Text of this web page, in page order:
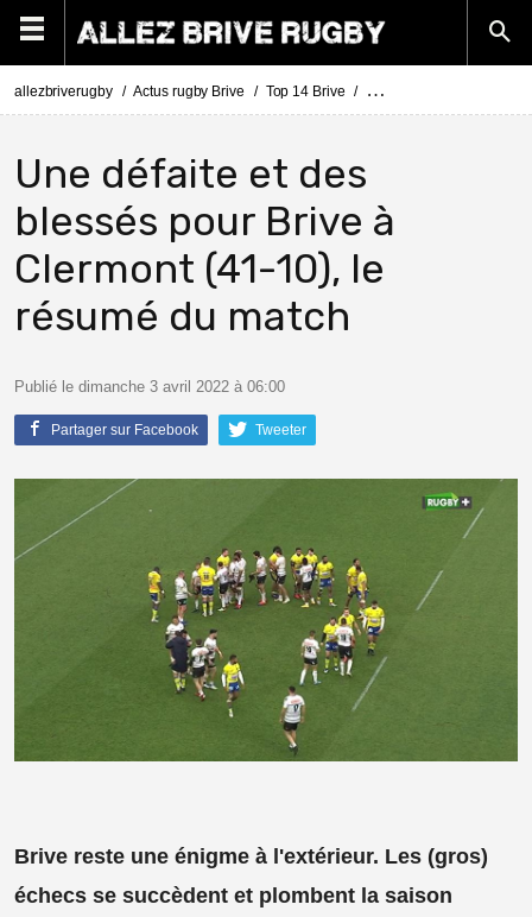
allezbriverugby Actus rugby Brive Top 14 Brive Top 14 Clermont - Brive :
Une défaite et des
blessés pour Brive à
Clermont (41-10), le
résumé du match
Publié le dimanche 3 avril 2022 à 06:00
Partager sur Facebook Tweeter
Brive reste une énigme à l'extérieur. Les (gros)
échecs se succèdent et plombent la saison